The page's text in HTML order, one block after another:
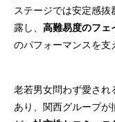
ステージでは安定感
露し、 高難易度のフェ
のパフォーマンスを支
老若男女問わず愛さ
あり、関西グループ